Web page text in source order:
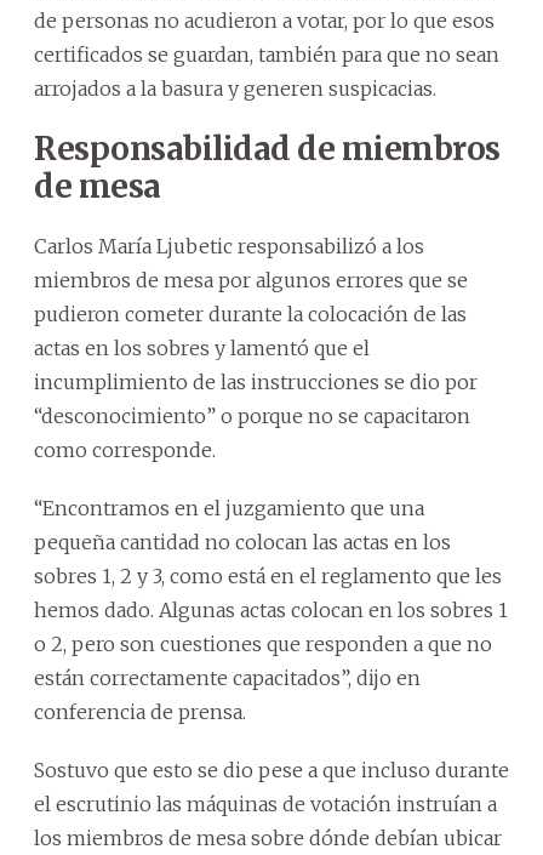
de personas no acudieron a votar, por lo que esos
certificados se guardan, también para que no sean
arrojados a la basura y generen suspicacias.
Responsabilidad de miembros
de mesa
Carlos María Ljubetic responsabilizó a los
miembros de mesa por algunos errores que se
pudieron cometer durante la colocación de las
actas en los sobres y lamentó que el
incumplimiento de las instrucciones se dio por
“desconocimiento” o porque no se capacitaron
como corresponde.
“Encontramos en el juzgamiento que una
pequeña cantidad no colocan las actas en los
sobres 1, 2 y 3, como está en el reglamento que les
hemos dado. Algunas actas colocan en los sobres 1
o 2, pero son cuestiones que responden a que no
están correctamente capacitados”, dijo en
conferencia de prensa.
Sostuvo que esto se dio pese a que incluso durante
el escrutinio las máquinas de votación instruían a
los miembros de mesa sobre dónde debían ubicar